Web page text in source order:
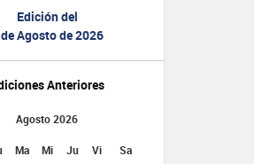
Edición del
Agosto de 2026
Anteriores
Agosto 2026
Ma Mi Ju Vi Sa